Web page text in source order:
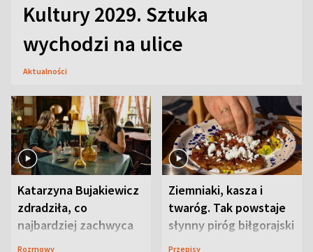
Kultury 2029. Sztuka
wychodzi na ulice
Aktualności
Katarzyna Bujakiewicz
zdradziła, co
najbardziej zachwyca
ją w Lublinie
Rozmowy
Ziemniaki, kasza i
twaróg. Tak powstaje
słynny piróg biłgorajski
Przepisy